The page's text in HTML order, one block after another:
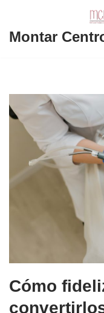
Saltar
Montar
Cómo